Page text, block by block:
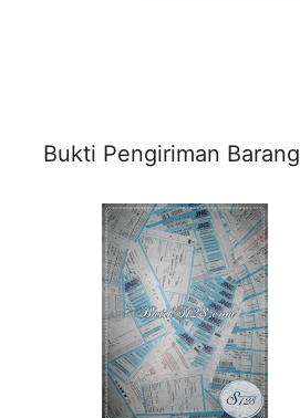
Bukti Pengiriman Barang